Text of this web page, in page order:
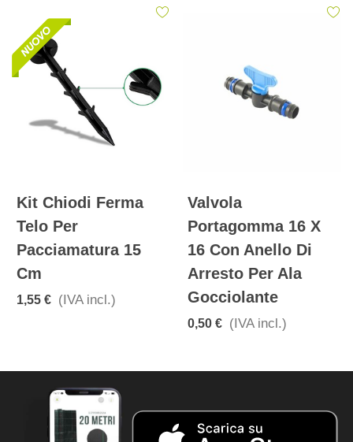
Kit Chiodi Ferma
Telo Per
Pacciamatura 15
Cm
1,55 € (IVA incl.)
Valvola
Portagomma 16 X
16 Con Anello Di
Arresto Per Ala
Gocciolante
0,50 € (IVA incl.)